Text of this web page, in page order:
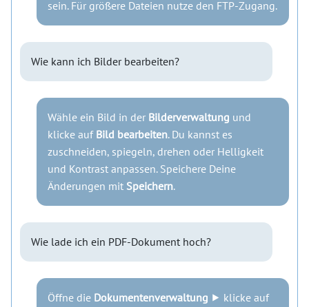
sein. Für größere Dateien nutze den FTP-Zugang.
Wie kann ich Bilder bearbeiten?
Wähle ein Bild in der Bilderverwaltung und
klicke auf Bild bearbeiten. Du kannst es
zuschneiden, spiegeln, drehen oder Helligkeit
und Kontrast anpassen. Speichere Deine
Änderungen mit Speichern.
Wie lade ich ein PDF-Dokument hoch?
Öffne die Dokumentenverwaltung ⯈ klicke auf